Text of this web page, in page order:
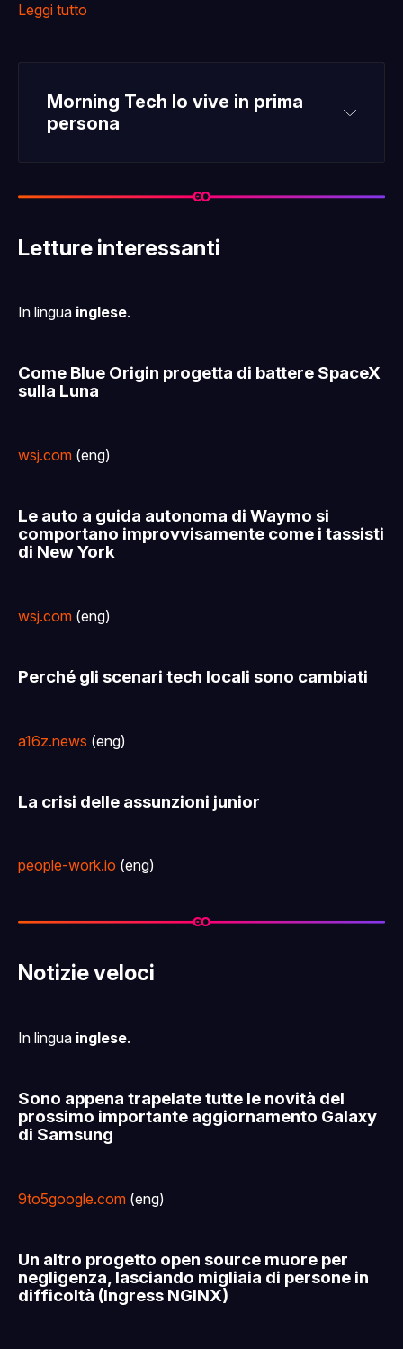
Leggi tutto
Morning Tech lo vive in prima
persona
Letture interessanti
In lingua inglese.
Come Blue Origin progetta di battere SpaceX
sulla Luna
wsj.com (eng)
Le auto a guida autonoma di Waymo si
comportano improvvisamente come i tassisti
di New York
wsj.com (eng)
Perché gli scenari tech locali sono cambiati
a16z.news (eng)
La crisi delle assunzioni junior
people-work.io (eng)
Notizie veloci
In lingua inglese.
Sono appena trapelate tutte le novità del
prossimo importante aggiornamento Galaxy
di Samsung
9to5google.com (eng)
Un altro progetto open source muore per
negligenza, lasciando migliaia di persone in
difficoltà (Ingress NGINX)